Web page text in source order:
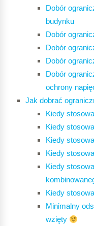
Dobór
budynku
Dobór
Dobór
Dobór
Dobór
ochrony
Jak dobrać
Kiedy
Kiedy
Kiedy
Kiedy
Kiedy
Kiedy
Minimalny
wzięty